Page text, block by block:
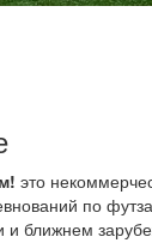
это
по
и ближнем